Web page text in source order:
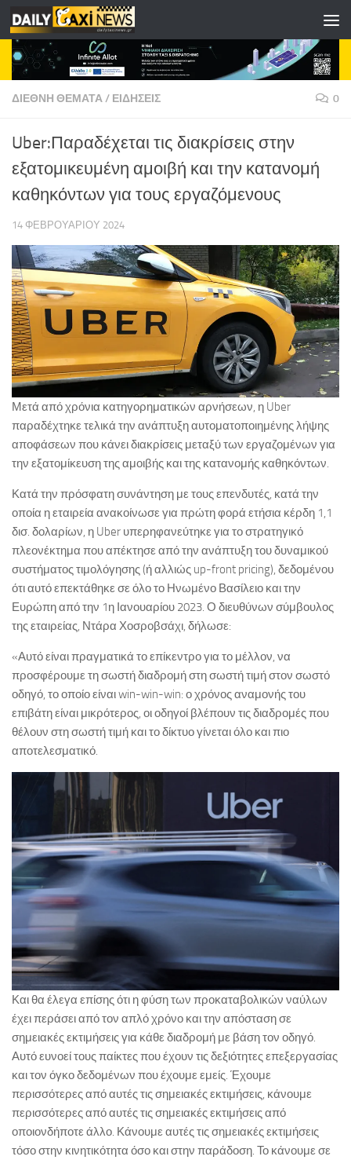
Skip to content
ΔΙΕΘΝΗ ΘΕΜΑΤΑ/ ΕΙΔΗΣΕΙΣ 0
Uber:Παραδέχεται τις διακρίσεις στην
εξατομικευμένη αμοιβή και την κατανομή
καθηκόντων για τους εργαζόμενους
14 ΦΕΒΡΟΥΑΡΊΟΥ 2024
Μετά από χρόνια κατηγορηματικών αρνήσεων, η Uber
παραδέχτηκε τελικά την ανάπτυξη αυτοματοποιημένης λήψης
αποφάσεων που κάνει διακρίσεις μεταξύ των εργαζομένων για
την εξατομίκευση της αμοιβής και της κατανομής καθηκόντων.
Κατά την πρόσφατη συνάντηση με τους επενδυτές, κατά την
οποία η εταιρεία ανακοίνωσε για πρώτη φορά ετήσια κέρδη 1,1
δισ. δολαρίων, η Uber υπερηφανεύτηκε για το στρατηγικό
πλεονέκτημα που απέκτησε από την ανάπτυξη του δυναμικού
συστήματος τιμολόγησης (ή αλλιώς up-front pricing), δεδομένου
ότι αυτό επεκτάθηκε σε όλο το Ηνωμένο Βασίλειο και την
Ευρώπη από την 1η Ιανουαρίου 2023. Ο διευθύνων σύμβουλος
της εταιρείας, Ντάρα Χοσροβσάχι, δήλωσε:
«Αυτό είναι πραγματικά το επίκεντρο για το μέλλον, να
προσφέρουμε τη σωστή διαδρομή στη σωστή τιμή στον σωστό
οδηγό, το οποίο είναι win-win-win: ο χρόνος αναμονής του
επιβάτη είναι μικρότερος, οι οδηγοί βλέπουν τις διαδρομές που
θέλουν στη σωστή τιμή και το δίκτυο γίνεται όλο και πιο
αποτελεσματικό.
Και θα έλεγα επίσης ότι η φύση των προκαταβολικών ναύλων
έχει περάσει από τον απλό χρόνο και την απόσταση σε
σημειακές εκτιμήσεις για κάθε διαδρομή με βάση τον οδηγό.
Αυτό ευνοεί τους παίκτες που έχουν τις δεξιότητες επεξεργασίας
και τον όγκο δεδομένων που έχουμε εμείς. Έχουμε
περισσότερες από αυτές τις σημειακές εκτιμήσεις, κάνουμε
περισσότερες από αυτές τις σημειακές εκτιμήσεις από
οποιονδήποτε άλλο. Κάνουμε αυτές τις σημειακές εκτιμήσεις
τόσο στην κινητικότητα όσο και στην παράδοση. Το κάνουμε σε